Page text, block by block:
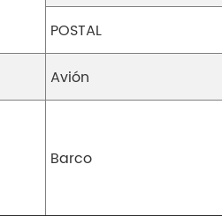
POSTAL
Avión
Barco